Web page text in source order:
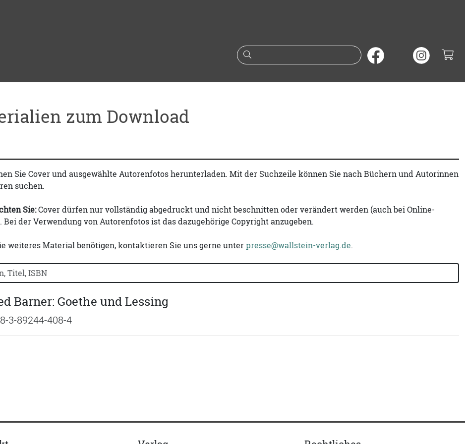
Suche nach Büchern oder
zum Download
Sie Cover und ausgewählte Autorenfotos herunterladen. Mit der Suchzeile können Sie nach Büchern und Autorinnen
suchen.
Sie:Cover dürfen nur vollständig abgedruckt und nicht beschnitten oder verändert werden (auch bei Online-
Bei der Verwendung von Autorenfotos ist das dazugehörige Copyright anzugeben.
weiteres Material benötigen, kontaktieren Sie uns gerne unterpresse@wallstein-verlag.de.
Buchtitel, Autorennamen oder ISBN suchen:
Barner: Goethe und Lessing
3-89244-408-4